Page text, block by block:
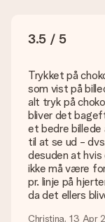
Du kan bruge
teknisk eller har
at hjælpe dig, så
Hvad hvis den
tilgængelig?
Er du på udkig
farve, men er
venligst vores
Hvordan tilføjer
Ved at klikke på
personlig besked
3.5 / 5
Trykket på
som vist på
alt tryk på
bliver det
et bedre billede
til at se ud -
desuden at
ikke må være
pr. linje på
da det ellers
Christina, 13 Apr